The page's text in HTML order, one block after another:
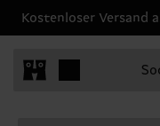
Kostenloser Versand